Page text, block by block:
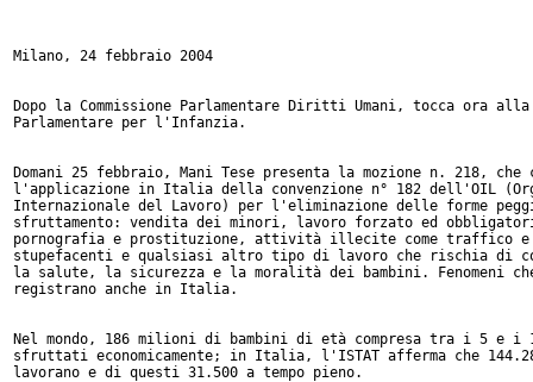
Milano, 24 febbraio 2004
Dopo la Commissione Parlamentare Diritti Umani, tocca ora alla
Parlamentare per l'Infanzia.
Domani 25 febbraio, Mani Tese presenta la mozione n. 218, che
l'applicazione in Italia della convenzione n° 182 dell'OIL
Internazionale del Lavoro) per l'eliminazione delle forme
sfruttamento: vendita dei minori, lavoro forzato ed
pornografia e prostituzione, attività illecite come traffico e
stupefacenti e qualsiasi altro tipo di lavoro che rischia di
la salute, la sicurezza e la moralità dei bambini. Fenomeni
registrano anche in Italia.
Nel mondo, 186 milioni di bambini di età compresa tra i 5 e i
sfruttati economicamente; in Italia, l'ISTAT afferma che
lavorano e di questi 31.500 a tempo pieno.